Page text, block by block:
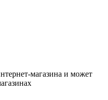
магазина и может